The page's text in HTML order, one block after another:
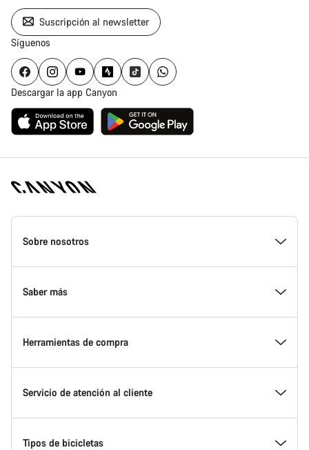
Suscripción al newsletter
Síguenos
Descargar la app Canyon
Canyon
Homepage
Sobre nosotros
Conoce Canyon
Innovación en Canyon
Canyon Factory Racing
Premios
Saber más
Eventos
Encuentra un punto de servicio Canyon
Equipos, deportistas y ciclistas
Herramientas de compra
Encuentra tu bicicleta
Bicicletas disponibles
Servicio de atención al cliente
Centro de ayuda
Tipos de bicicletas